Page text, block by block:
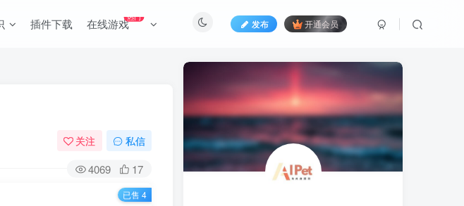
发布 开通会员
插件下载 在线游戏热门
关注 私信
4069 17
已售 4